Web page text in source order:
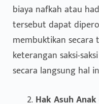
biaya nafkah atau
tersebut dapat
membuktikan
keterangan saksi-
secara langsung hal
Hak Asuh